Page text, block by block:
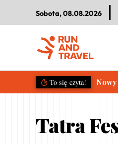
Sobota, 08.08.2026
To się czyta!
Tatra